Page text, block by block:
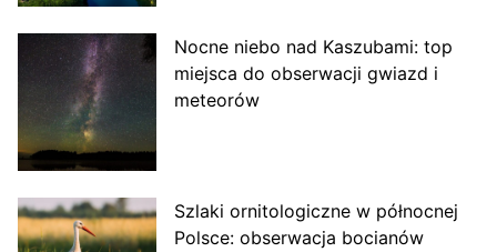
Nocne niebo nad Kaszubami: top
miejsca do obserwacji gwiazd i
meteorów
Szlaki ornitologiczne w północnej
Polsce: obserwacja bocianów